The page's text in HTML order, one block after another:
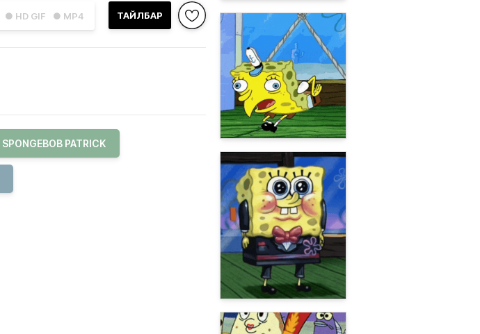
● HD GIF ● MP4 ТАЙЛБАР
SPONGEBOB PATRICK